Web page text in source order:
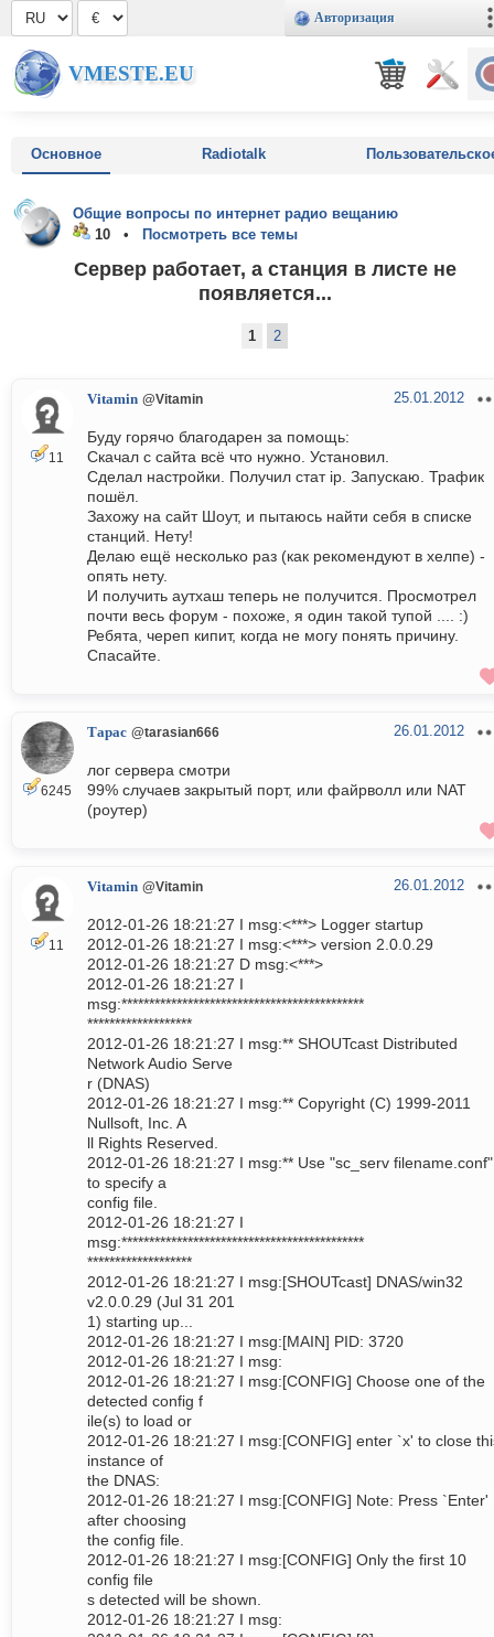
Авторизация
VMESTE.EU
Основное Radiotalk
Общие вопросы по интернет радио вещанию
10 •
Посмотреть все темы
Сервер работает, а станция в листе не
появляется...
1 2
11
Vitamin @Vitamin 25.01.2012
Буду горячо благодарен за помощь:
Скачал с сайта всё что нужно. Установил.
Сделал настройки. Получил стат ip. Запускаю. Трафик
пошёл.
Захожу на сайт Шоут, и пытаюсь найти себя в списке
станций. Нету!
Делаю ещё несколько раз (как рекомендуют в хелпе) -
опять нету.
И получить аутхаш теперь не получится. Просмотрел
почти весь форум - похоже, я один такой тупой .... :)
Ребята, череп кипит, когда не могу понять причину.
Спасайте.
6245
Тарас @tarasian666 26.01.2012
лог сервера смотри
99% случаев закрытый порт, или файрволл или NAT
(роутер)
11
Vitamin @Vitamin 26.01.2012
2012-01-26 18:21:27 I msg:<***> Logger startup
2012-01-26 18:21:27 I msg:<***> version 2.0.0.29
2012-01-26 18:21:27 D msg:<***>
2012-01-26 18:21:27 I
msg:********************************************
*******************
2012-01-26 18:21:27 I msg:** SHOUTcast Distributed
Network Audio Serve
r (DNAS)
2012-01-26 18:21:27 I msg:** Copyright (C) 1999-2011
Nullsoft, Inc. A
ll Rights Reserved.
2012-01-26 18:21:27 I msg:** Use "sc_serv filename.conf"
to specify a
config file.
2012-01-26 18:21:27 I
msg:********************************************
*******************
2012-01-26 18:21:27 I msg:[SHOUTcast] DNAS/win32
v2.0.0.29 (Jul 31 201
1) starting up...
2012-01-26 18:21:27 I msg:[MAIN] PID: 3720
2012-01-26 18:21:27 I msg:
2012-01-26 18:21:27 I msg:[CONFIG] Choose one of the
detected config f
ile(s) to load or
2012-01-26 18:21:27 I msg:[CONFIG] enter `x' to close
instance of
the DNAS:
2012-01-26 18:21:27 I msg:[CONFIG] Note: Press `Enter'
after choosing
the config file.
2012-01-26 18:21:27 I msg:[CONFIG] Only the first 10
config file
s detected will be shown.
2012-01-26 18:21:27 I msg: